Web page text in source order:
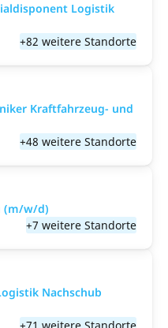
Logistik
+82 weitere Standorte
Kraftfahrzeug- und
+48 weitere Standorte
(m/w/d)
+7 weitere Standorte
Nachschub